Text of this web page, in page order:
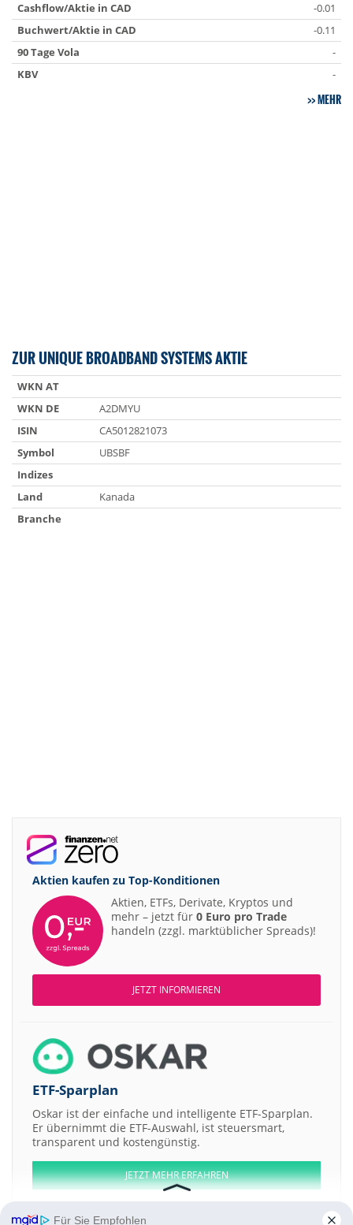
Cashflow/Aktie in CAD
-0.01
Buchwert/Aktie in CAD
-0.11
90 Tage Vola
-
KBV
-
MEHR
ZUR UNIQUE BROADBAND SYSTEMS AKTIE
WKN AT
WKN DE
A2DMYU
ISIN
CA5012821073
Symbol
UBSBF
Indizes
Land
Kanada
Branche
Aktien kaufen zu Top-Konditionen
Aktien, ETFs, Derivate, Kryptos und
mehr – jetzt für 0 Euro pro Trade
handeln (zzgl. marktüblicher Spreads)!
JETZT INFORMIEREN
ETF-Sparplan
Oskar ist der einfache und intelligente ETF-Sparplan.
Er übernimmt die ETF-Auswahl, ist steuersmart,
transparent und kostengünstig.
JETZT MEHR ERFAHREN
Für Sie Empfohlen